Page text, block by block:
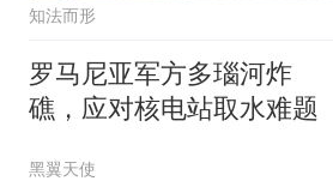
知法而形
罗马尼亚军方多瑙河炸
礁，应对核电站取水难题
黑翼天使